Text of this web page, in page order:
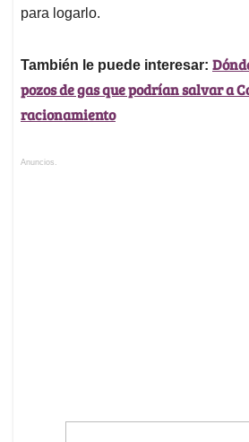
para logarlo.
También le puede interesar:
pozos de gas que podrían salvar a
racionamiento
Anuncios.